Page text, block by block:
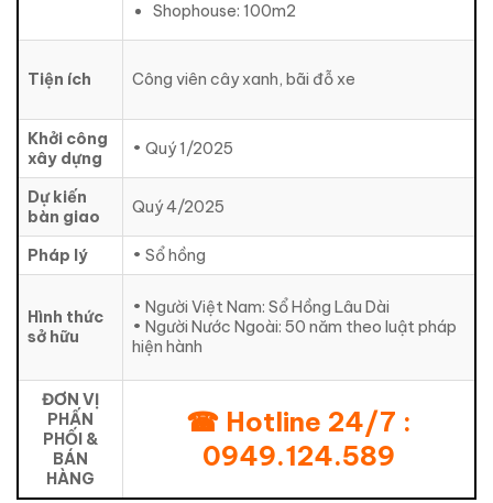
Shophouse: 100m2
Tiện ích Công viên cây xanh, bãi đỗ xe
Khởi công
xây dựng
• Quý 1/2025
Dự kiến
bàn giao
Quý 4/2025
Pháp lý • Sổ hồng
Hình thức
sở hữu
• Người Việt Nam: Sổ Hồng Lâu Dài
• Người Nước Ngoài: 50 năm theo luật pháp
hiện hành
ĐƠN VỊ
PHẤN
PHỐI &
BÁN
HÀNG
☎ Hotline 24/7 :
0949.124.589